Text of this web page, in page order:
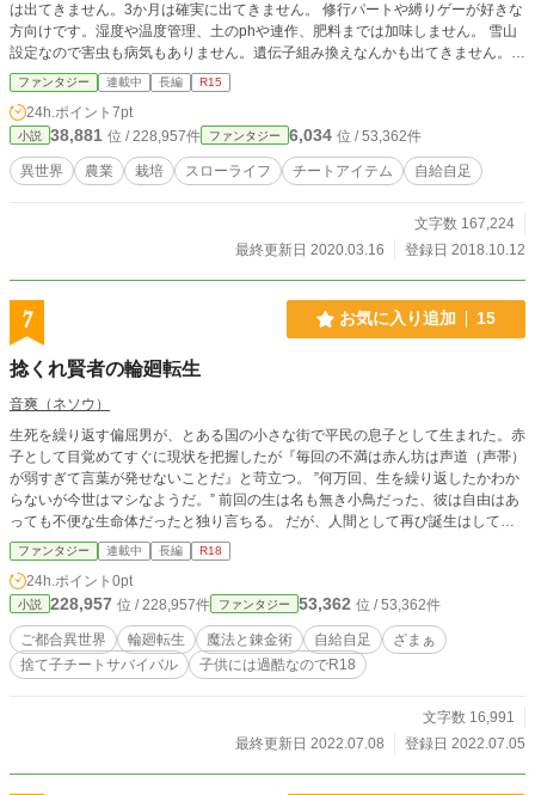
は出てきません。3か月は確実に出てきません。 修行パートや縛りゲーが好きな
方向けです。湿度や温度管理、土のphや連作、肥料までは加味しません。 雪山
設定なので害虫も病気もありません。遺伝子組み換えなんかも出てきません。完
璧にご都合主義です。魔法チート有りで本格的な農業ではありません。 更新も
不定期になります。 ※小説家になろうと同じ内容を公開してます。 週末にまと
めて更新致します。
ファンタジー 連載中 長編 R15
24h.ポイント 7pt
小説 38,881 位 / 228,957件 ファンタジー 6,034 位 / 53,362件
異世界 農業 栽培 スローライフ チートアイテム 自給自足
文字数 167,224
最終更新日 2020.03.16
登録日 2018.10.12
7 お気に入り追加 15
捻くれ賢者の輪廻転生
音爽（ネソウ）
生死を繰り返す偏屈男が、とある国の小さな街で平民の息子として生まれた。赤
子として目覚めてすぐに現状を把握したが『毎回の不満は赤ん坊は声道（声帯）
が弱すぎて言葉が発せないことだ』と苛立つ。 ”何万回、生を繰り返したかわか
らないが今世はマシなようだ。” 前回の生は名も無き小鳥だった、彼は自由はあ
っても不便な生命体だったと独り言ちる。 だが、人間として再び誕生はしても
幸先が良い人生とはならなかった。 左胸にある大きな痣が不気味だと恐れた両
親は生後３か月の我が子を魔の森に捨てた、いきなりの赤子サバイバルが始ま
る。 酷い差別が蔓延る時代だと知り、男はウンザリするのだった。 時には賢
者、または詐欺師、酷い時は悪魔とまで呼ばれた男の最終目的は……。 「い
や、別に。OOてる意味なんてないからな？」
ファンタジー 連載中 長編 R18
24h.ポイント 0pt
小説 228,957 位 / 228,957件 ファンタジー 53,362 位 / 53,362件
ご都合異世界 輪廻転生 魔法と錬金術 自給自足
ざまぁ
捨て子チートサバイバル
子供には過酷なのでR18
文字数 16,991
最終更新日 2022.07.08
登録日 2022.07.05